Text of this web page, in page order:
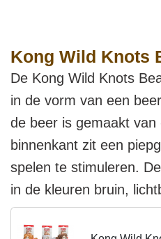
Kong Wild Knots
De Kong Wild Knots
in de vorm van een
de beer is gemaakt
binnenkant zit een
spelen te stimuleren.
in de kleuren bruin,